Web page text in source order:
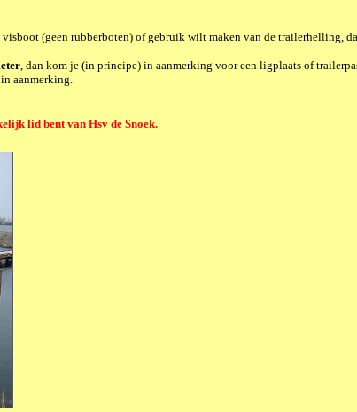
(geen rubberboten) of gebruik wilt maken van de trailerhelling,
, dan kom je (in principe) in aanmerking voor een ligplaats of
aanmerking.
lid bent van Hsv de Snoek.